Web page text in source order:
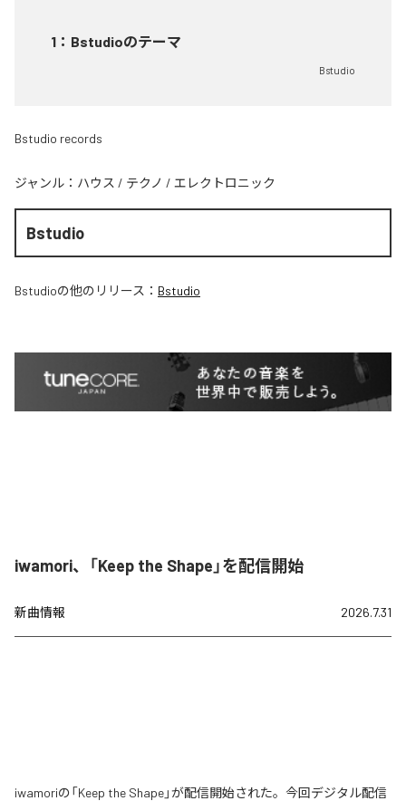
1 ： Bstudioのテーマ
Bstudio
Bstudio records
ジャンル： ハウス / テクノ / エレクトロニック
Bstudio
Bstudioの他のリリース： Bstudio
iwamori、「Keep the Shape」を配信開始
新曲情報 2026.7.31
iwamoriの「Keep the Shape」が配信開始された。今回デジタル配信